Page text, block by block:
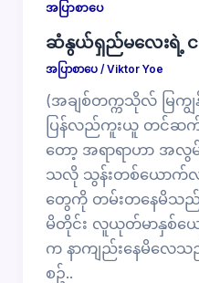
အပြာစာပေ
ဆံနွယ်ရှည်မလေးရဲ့ င
အပြာစာပေ/ Viktor Yoe
(အချစ်တက္ကသိုလ် မြက
ပြန်လည်ကူးယူ တင်ဆ
တော့ အရာရာဟာ အလွ
သလို သွန်းတစ်ယောက်
တွေကို တမ်းတ​နေမိသ
မိတိုင်း လူယုတ်မာနှစ်
က နာကျည်းနေမိလေ
စဥ်..